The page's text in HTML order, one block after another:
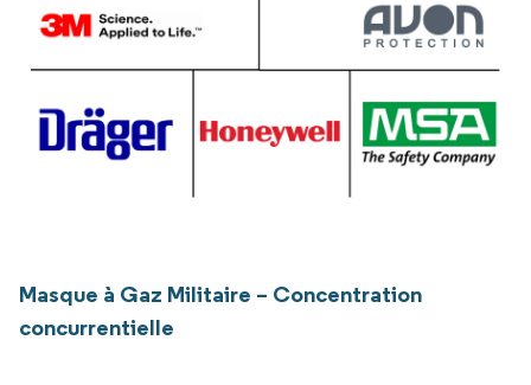
Masque à Gaz Militaire – Concentration
concurrentielle